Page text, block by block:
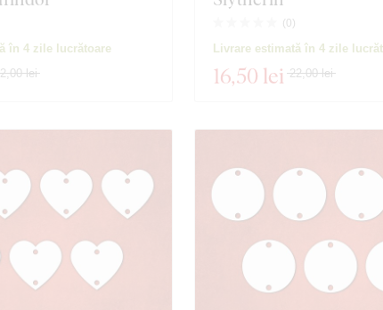
Închidere filtrul
în 4 zile lucrătoare
lei
( 0)
Livrare estimată în 4 zile
16,50 lei 22,00 lei